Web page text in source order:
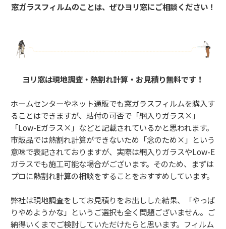
窓ガラスフィルムのことは、ぜひヨリ窓にご相談ください！
ヨリ窓は現地調査・熱割れ計算・お見積り無料です！
ホームセンターやネット通販でも窓ガラスフィルムを購入す
ることはできますが、貼付の可否で「網入りガラス×」
「Low-Eガラス×」などと記載されているかと思われます。
市販品では熱割れ計算ができないため「念のため×」という
意味で表記されておりますが、実際は網入りガラスやLow-E
ガラスでも施工可能な場合がございます。そのため、まずは
プロに熱割れ計算の相談をすることをおすすめしています。
弊社は現地調査をしてお見積りをお出しした結果、「やっぱ
りやめようかな」というご選択も全く問題ございません。ご
納得いくまでご検討していただけたらと思います。フィルム